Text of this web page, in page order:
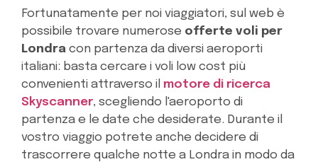
Fortunatamente per noi viaggiatori, sul web è
possibile trovare numerose offerte voli per
Londra con partenza da diversi aeroporti
italiani: basta cercare i voli low cost più
convenienti attraverso il motore di ricerca
Skyscanner, scegliendo l'aeroporto di
partenza e le date che desiderate. Durante il
vostro viaggio potrete anche decidere di
trascorrere qualche notte a Londra in modo da